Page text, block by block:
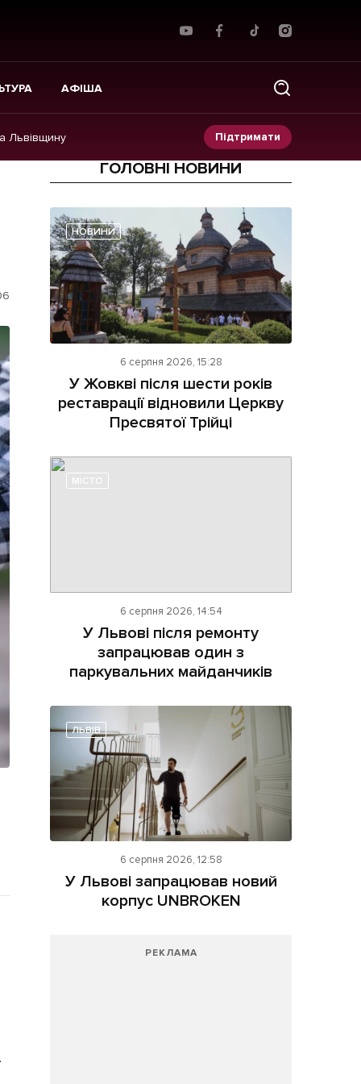
АФІША
Львівщину Підтримати
Прес-релізи
Фото/Відео
Made in Lviv
на сайті
ГОЛОВНІ НОВИНИ
НОВИНИ
6 серпня 2026, 15:28
У Жовкві після шести років
реставрації відновили Церкву
Пресвятої Трійці
МІСТО
6 серпня 2026, 14:54
У Львові після ремонту
запрацював один з
паркувальних майданчиків
ЛЬВІВ
6 серпня 2026, 12:58
У Львові запрацював новий
корпус UNBROKEN
РЕКЛАМА